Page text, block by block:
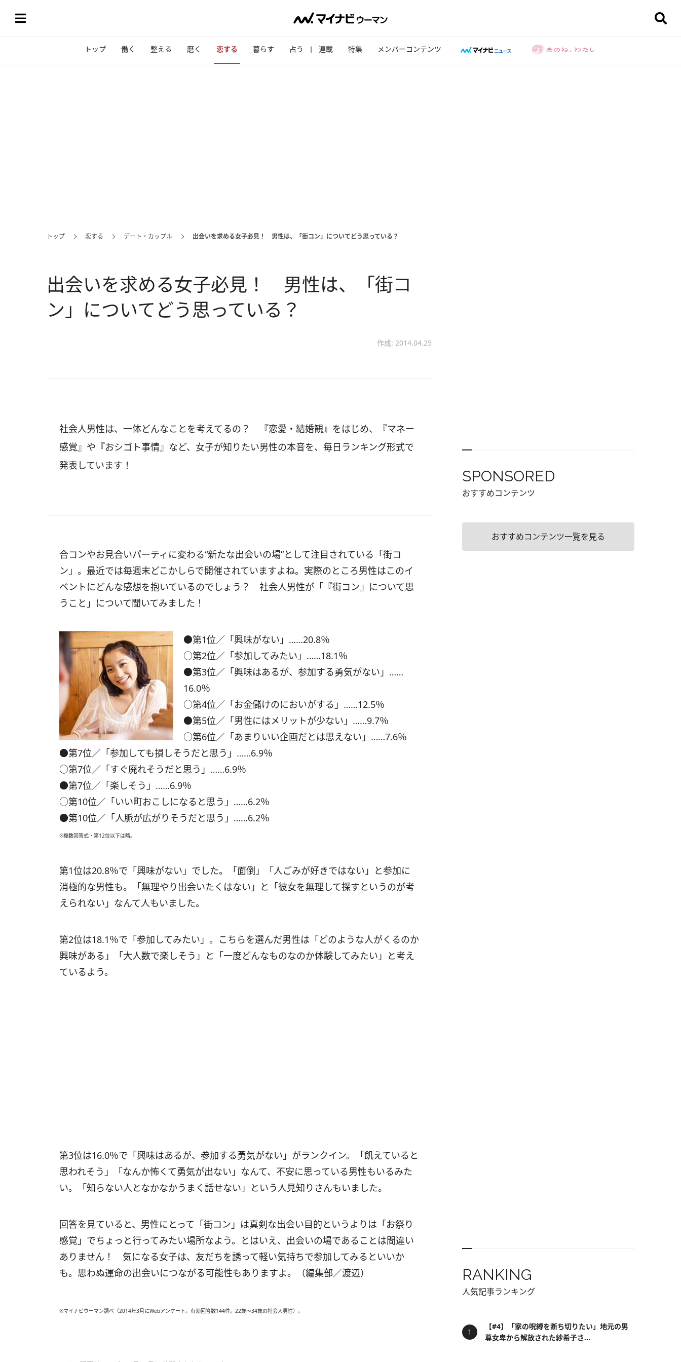
トップ 働く 整える 磨く 恋する 暮らす 占う 連載 特集 メンバーコンテンツ
トップ 恋する デート・カップル 出会いを求める女子必見！ 男性は、「街コン」についてどう思っている？
出会いを求める女子必見！ 男性は、「街コ
ン」についてどう思っている？
作成: 2014.04.25
社会人男性は、一体どんなことを考えてるの？ 『恋愛・結婚観』をはじめ、『マネー
感覚』や『おシゴト事情』など、女子が知りたい男性の本音を、毎日ランキング形式で
発表しています！
合コンやお見合いパーティに変わる“新たな出会いの場”として注目されている「街コ
ン」。最近では毎週末どこかしらで開催されていますよね。実際のところ男性はこのイ
ベントにどんな感想を抱いているのでしょう？ 社会人男性が「『街コン』について思
うこと」について聞いてみました！
●第1位／「興味がない」……20.8％
○第2位／「参加してみたい」……18.1％
●第3位／「興味はあるが、参加する勇気がない」……
16.0％
○第4位／「お金儲けのにおいがする」……12.5％
●第5位／「男性にはメリットが少ない」……9.7％
○第6位／「あまりいい企画だとは思えない」……7.6％
●第7位／「参加しても損しそうだと思う」……6.9％
○第7位／「すぐ廃れそうだと思う」……6.9％
●第7位／「楽しそう」……6.9％
○第10位／「いい町おこしになると思う」……6.2％
●第10位／「人脈が広がりそうだと思う」……6.2％
※複数回答式・第12位以下は略。
第1位は20.8％で「興味がない」でした。「面倒」「人ごみが好きではない」と参加に
消極的な男性も。「無理やり出会いたくはない」と「彼女を無理して探すというのが考
えられない」なんて人もいました。
第2位は18.1％で「参加してみたい」。こちらを選んだ男性は「どのような人がくるのか
興味がある」「大人数で楽しそう」と「一度どんなものなのか体験してみたい」と考え
ているよう。
第3位は16.0％で「興味はあるが、参加する勇気がない」がランクイン。「飢えていると
思われそう」「なんか怖くて勇気が出ない」なんて、不安に思っている男性もいるみた
い。「知らない人となかなかうまく話せない」という人見知りさんもいました。
回答を見ていると、男性にとって「街コン」は真剣な出会い目的というよりは「お祭り
感覚」でちょっと行ってみたい場所なよう。とはいえ、出会いの場であることは間違い
ありません！ 気になる女子は、友だちを誘って軽い気持ちで参加してみるといいか
も。思わぬ運命の出会いにつながる可能性もありますよ。（編集部／渡辺）
※マイナビウーマン調べ（2014年3月にWebアンケート。有効回答数144件。22歳～34歳の社会人男性）。
SPONSORED
おすすめコンテンツ
おすすめコンテンツ一覧を見る
RANKING
人気記事ランキング
【#4】「家の呪縛を断ち切りたい」地元の男
尊女卑から解放された紗希子さ...